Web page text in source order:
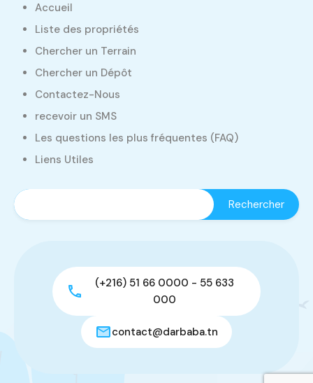
Accueil
Liste des propriétés
Chercher un Terrain
Chercher un Dépôt
Contactez-Nous
recevoir un SMS
Les questions les plus fréquentes (FAQ)
Liens Utiles
(+216) 51 66 0000 - 55 633
000
contact@darbaba.tn